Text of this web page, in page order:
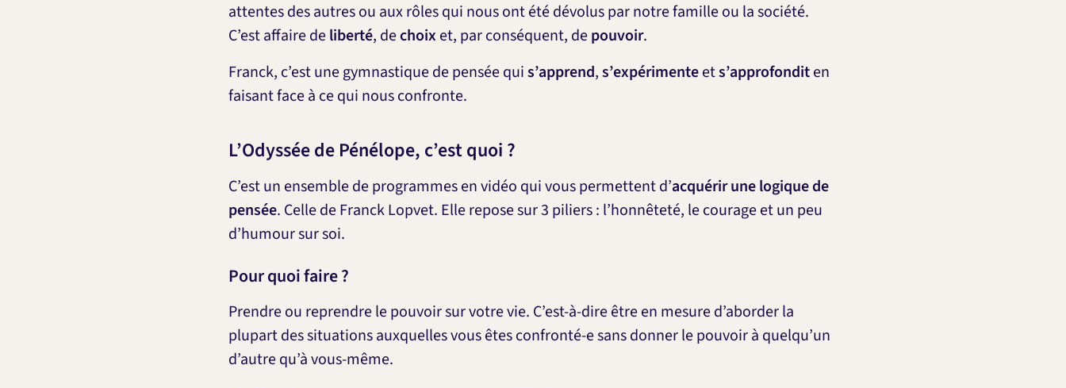
attentes des autres ou aux rôles qui nous ont été dévolus par notre famille ou la société.
C’est affaire deliberté, dechoix et, par conséquent, depouvoir.
Franck, c’est une gymnastique de pensée quis’apprend,s’expérimenteets’approfonditen
faisant face à ce qui nous confronte.
L’Odyssée de Pénélope, c’est quoi ?
C’est un ensemble de programmes en vidéo qui vous permettent d’acquérir une logique de
pensée. Celle de Franck Lopvet. Elle repose sur 3 piliers : l’honnêteté, le courage et un peu
d’humour sur soi.
Pour quoi faire ?
Prendre ou reprendre le pouvoir sur votre vie. C’est-à-dire être en mesure d’aborder la
plupart des situations auxquelles vous êtes confronté-e sans donner le pouvoir à quelqu’un
d’autre qu’à vous-même.